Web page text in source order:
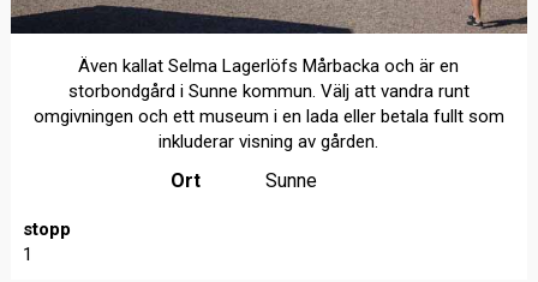
Även kallat Selma Lagerlöfs Mårbacka och är en
storbondgård i Sunne kommun. Välj att vandra runt
omgivningen och ett museum i en lada eller betala fullt som
inkluderar visning av gården.
Ort Sunne
stopp
1